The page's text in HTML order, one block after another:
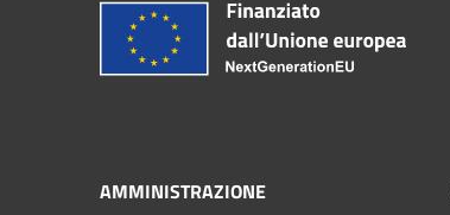
AMMINISTRAZIONE